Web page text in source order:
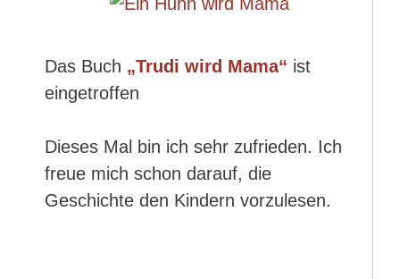
Das Buch „Trudi wird Mama“ ist
eingetroffen
Dieses Mal bin ich sehr zufrieden. Ich
freue mich schon darauf, die
Geschichte den Kindern vorzulesen.